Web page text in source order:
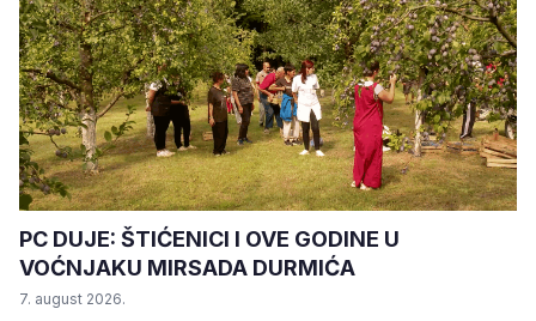
PC DUJE: ŠTIĆENICI I OVE GODINE U
VOĆNJAKU MIRSADA DURMIĆA
7. august 2026.